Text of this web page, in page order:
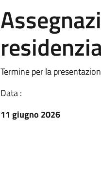
Termine per la
Data :
11 giugno 2026